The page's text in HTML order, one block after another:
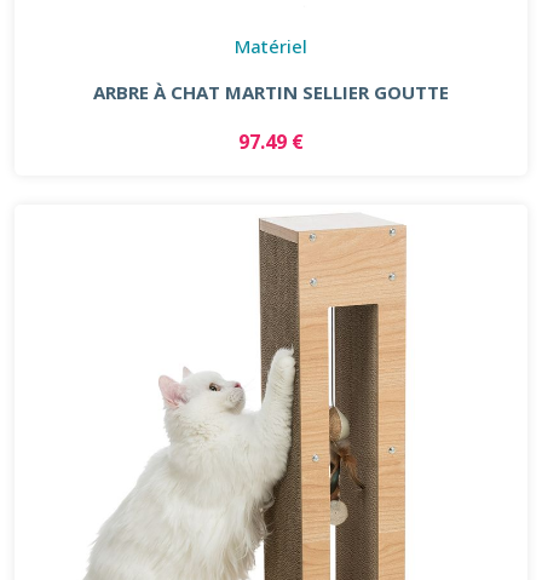
Matériel
ARBRE À CHAT MARTIN SELLIER GOUTTE
97.49 €